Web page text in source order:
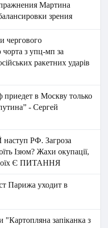
Мартина
зрения
чергового
чорта з упц-мп за
ракетних ударів
в Москву только
- Сергей
РФ. Загроза
Ізюм? Жахи окупації,
Є ПИТАННЯ
Парижа уходит в
"Картопляна запіканка з